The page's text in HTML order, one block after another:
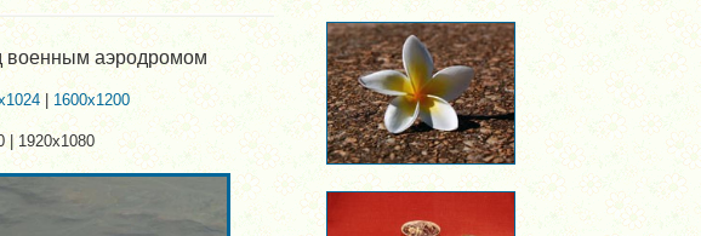
военным аэродромом
| 1600x1200
| 1920x1080